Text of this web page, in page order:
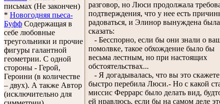
письмах (Не закончен)
* Новогодняя пьеса-
Буфф Содержащая в
себе любовные
треугольники и прочие
фигуры галантной
геометрии. С одной
стороны - Герой,
Героини (в количестве
– двух). А также Автор
(исключительно для
разговор, но Люси продолжала
подтверждения, что у нее есть
радоваться, и Элинор вынуждена была
сказать:
- Бесспорно, если бы они знали о
помолвке, такое обхождение было бы
весьма лестным, но при настоящих
обстоятельствах...
- Я догадывалась, что вы это
быстро перебила Люси.- Но с какой
миссис Феррарс было делать вид,
ей нравлюсь, если бы на самом деле